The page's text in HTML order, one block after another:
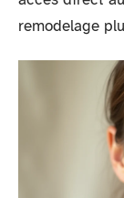
remodelage